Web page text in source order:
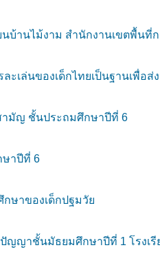
นบ้านไม้งาม สำนักงานเขตพื้น
เล่นของเด็กไทยเป็นฐานเพื่อ
ามัญ ชั้นประถมศึกษาปีที่ 6
ษาปีที่ 6
ษาของเด็กปฐมวัย
ญญาชั้นมัธยมศึกษาปีที่ 1 โรง